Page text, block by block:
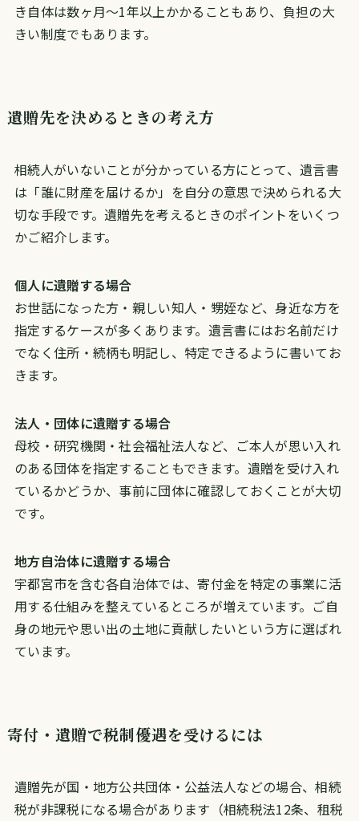
き自体は数ヶ月〜1年以上かかることもあり、負担の大
きい制度でもあります。
遺贈先を決めるときの考え方
相続人がいないことが分かっている方にとって、遺言書
は「誰に財産を届けるか」を自分の意思で決められる大
切な手段です。遺贈先を考えるときのポイントをいくつ
かご紹介します。
個人に遺贈する場合
お世話になった方・親しい知人・甥姪など、身近な方を
指定するケースが多くあります。遺言書にはお名前だけ
でなく住所・続柄も明記し、特定できるように書いてお
きます。
法人・団体に遺贈する場合
母校・研究機関・社会福祉法人など、ご本人が思い入れ
のある団体を指定することもできます。遺贈を受け入れ
ているかどうか、事前に団体に確認しておくことが大切
です。
地方自治体に遺贈する場合
宇都宮市を含む各自治体では、寄付金を特定の事業に活
用する仕組みを整えているところが増えています。ご自
身の地元や思い出の土地に貢献したいという方に選ばれ
ています。
寄付・遺贈で税制優遇を受けるには
遺贈先が国・地方公共団体・公益法人などの場合、相続
税が非課税になる場合があります（相続税法12条、租税